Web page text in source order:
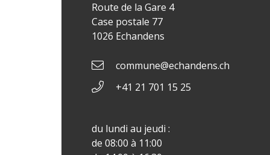
Route de la Gare 4
Case postale 77
1026 Echandens
commune@echandens.ch
+41 21 701 15 25
du lundi au jeudi :
de 08:00 à 11:00